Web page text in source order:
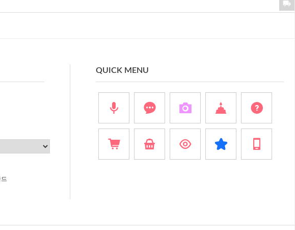
QUICK MENU